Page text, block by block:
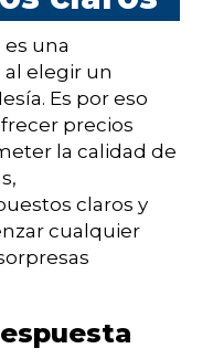
una
elegir un
Es por eso
precios
la calidad de
claros y
cualquier